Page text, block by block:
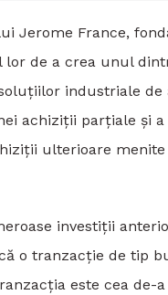
Jerome France,
lor de a crea unul
industriale de
achiziții parțiale și
ulterioare
investiții
o tranzacție de tip
este cea de-